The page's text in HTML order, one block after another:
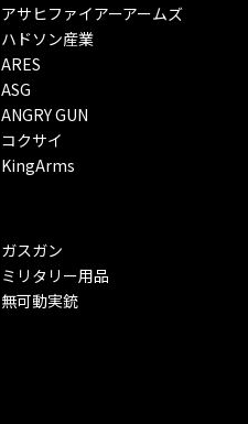
アサヒファイアーアームズ
ハドソン産業
ARES
ASG
ANGRY GUN
コクサイ
KingArms
ガスガン
ミリタリー用品
無可動実銃